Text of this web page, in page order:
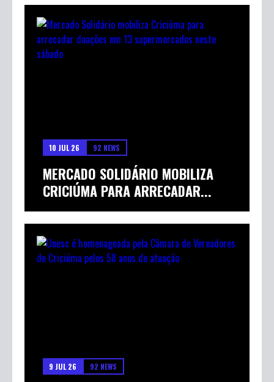
10 JUL 26 92 NEWS
MERCADO SOLIDÁRIO MOBILIZA
CRICIÚMA PARA ARRECADAR...
9 JUL 26 92 NEWS